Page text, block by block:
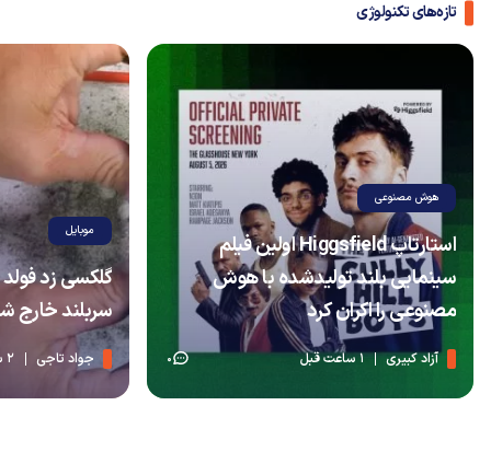
تازه‌های تکنولوژی
هوش مصنوعی
استارتاپ Higgsfield اولین فیلم
سینمایی بلند تولیدشده با هوش
مصنوعی را اکران کرد
آزاد کبیری 1 ساعت قبل 0
موبایل
سربلند خارج
جواد تاجی 2 ساعت قبل